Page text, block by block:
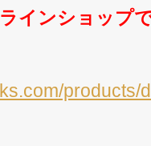
インショップ
products/